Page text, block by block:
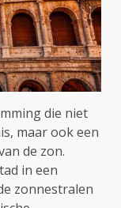
die niet
maar ook een
de zon.
in een
zonnestralen